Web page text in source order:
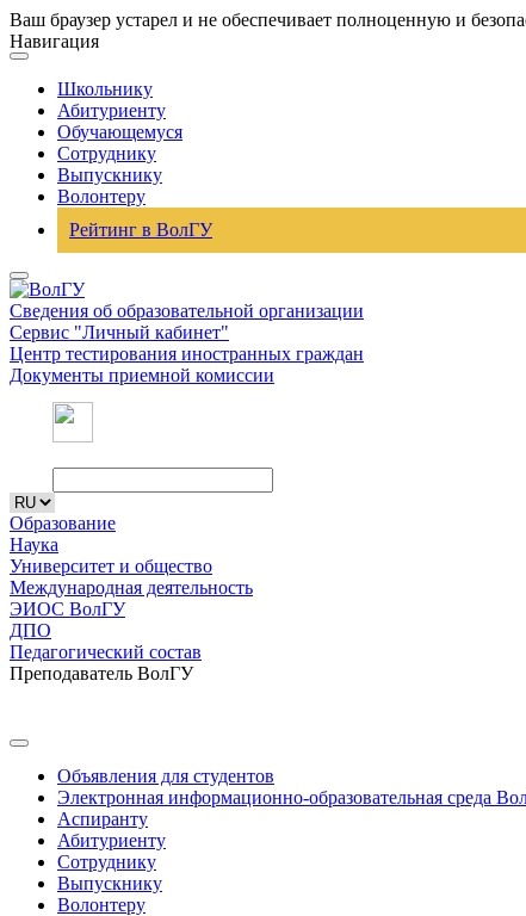
Ваш браузер устарел и не обеспечивает полноценную и
Навигация
Школьнику
Абитуриенту
Обучающемуся
Сотруднику
Выпускнику
Волонтеру
Рейтинг в ВолГУ
Сведения об образовательной организации
Сервис "Личный кабинет"
Центр тестирования иностранных граждан
Документы приемной комиссии
Образование
Наука
Университет и общество
Международная деятельность
ЭИОС ВолГУ
ДПО
Педагогический состав
Преподаватель ВолГУ
Объявления для студентов
Электронная информационно-образовательная среда
Аспиранту
Абитуриенту
Сотруднику
Выпускнику
Волонтеру